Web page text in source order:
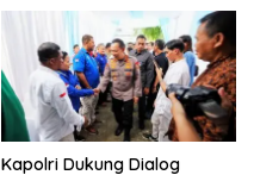
Kapolri Dukung Dialog